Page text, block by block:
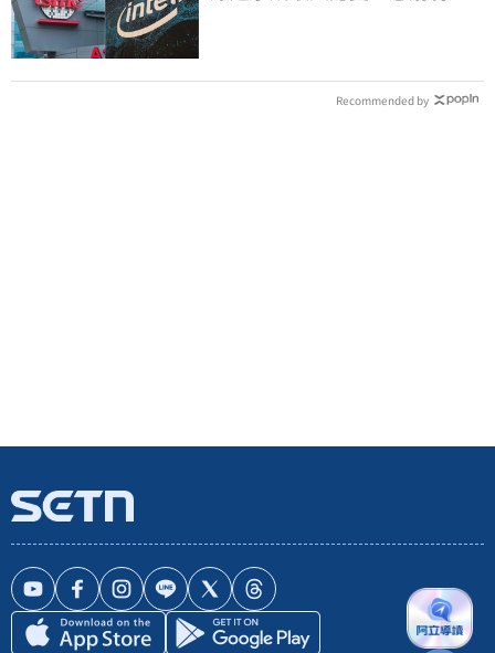
Recommended by